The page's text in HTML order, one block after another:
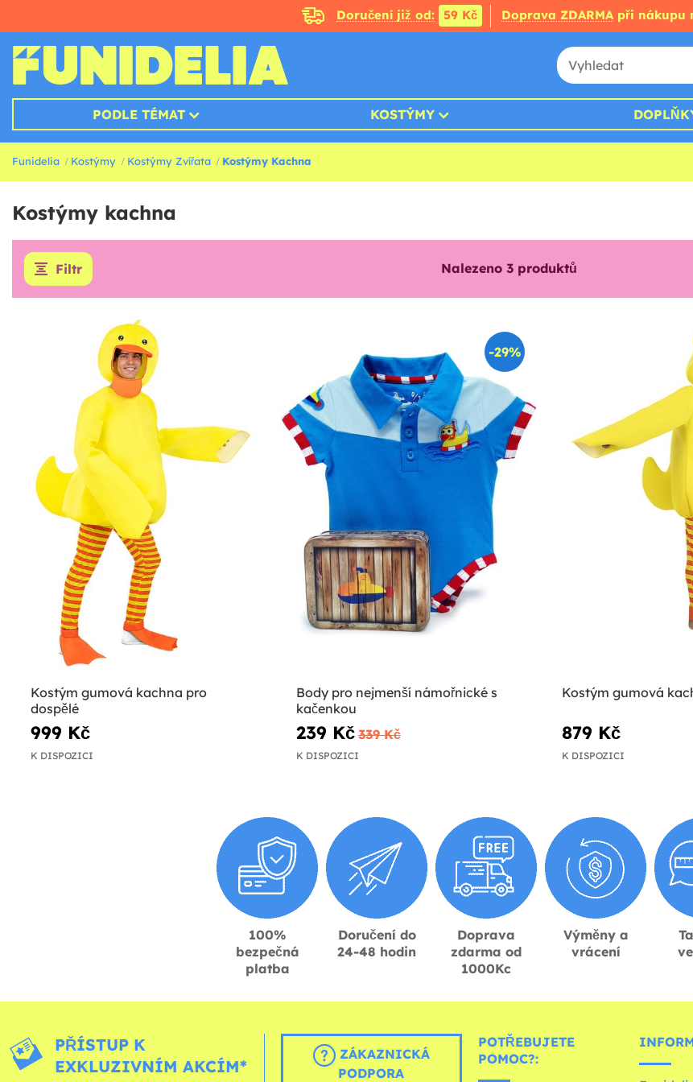
Doručení již od: 59 Kč Doprava ZDARMApři nákupu
PODLE TÉMAT KOSTÝMY
Funidelia Kostýmy Kostýmy Zvířata Kostýmy Kachna
Kostýmy kachna
Filtr Nalezeno 3produktů
Kostým gumová kachna pro
dospělé
999 Kč
K DISPOZICI
-29%
Body pro nejmenší námořnické s
kačenkou
239 Kč 339 Kč
K DISPOZICI
Kostým gumová
879 Kč
K DISPOZICI
100%
bezpečná
platba
Doručení do
24-48 hodin
Doprava
zdarma od
1000Kc
Výměny a
vrácení
PŘÍSTUP K
EXKLUZIVNÍM AKCÍM*
ZÁKAZNICKÁ
PODPORA
POTŘEBUJETE
POMOC?: